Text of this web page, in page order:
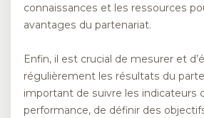
connaissances et les ressources
avantages du partenariat.
Enfin, il est crucial de mesurer et
régulièrement les résultats du
important de suivre les indicateurs
performance, de définir des